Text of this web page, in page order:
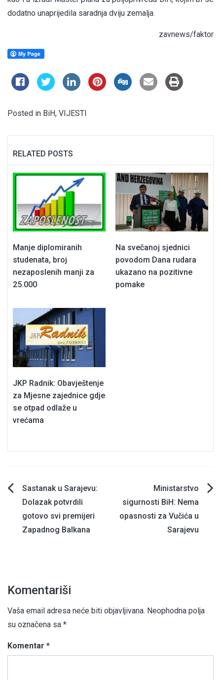
dodatno unaprijedila saradnja dviju zemalja.
zavnews/faktor
Posted in BiH, VIJESTI
RELATED POSTS
Manje diplomiranih
studenata, broj
nezaposlenih manji za
25.000
Na svečanoj sjednici
povodom Dana rudara
ukazano na pozitivne
pomake
JKP Radnik: Obavještenje
za Mjesne zajednice gdje
se otpad odlaže u
vrećama
Navigacija
članaka
Sastanak u Sarajevu:
Dolazak potvrdili
gotovo svi premijeri
Zapadnog Balkana
Ministarstvo
sigurnosti BiH: Nema
opasnosti za Vučića u
Sarajevu
Komentariši
Vaša email adresa neće biti objavljivana. Neophodna polja
su označena sa *
Komentar *